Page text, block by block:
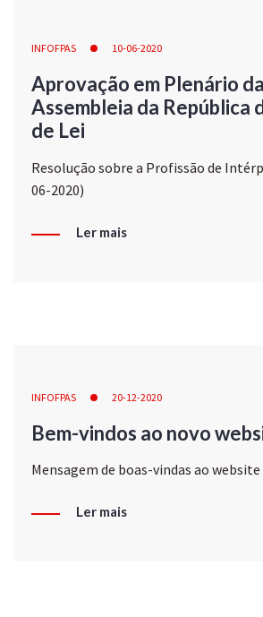
INFOFPAS 10-06-2020
Aprovação em Plenário da
Assembleia da República
de Lei
Resolução sobre a Profissão de
06-2020)
Ler mais
INFOFPAS 20-12-2020
Bem-vindos ao novo
Mensagem de boas-vindas ao website
Ler mais